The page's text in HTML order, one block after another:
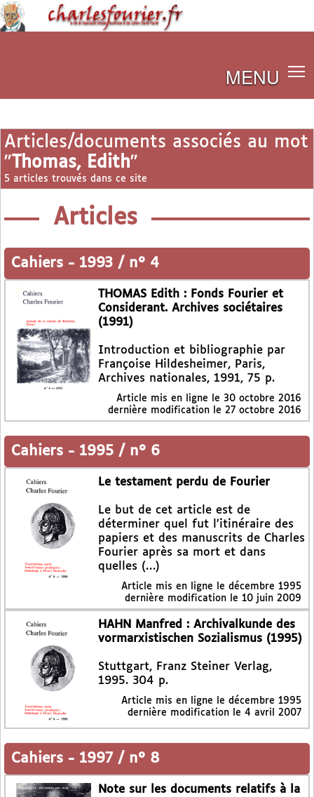
MENU
Articles/documents associés au mot
" Thomas, Edith"
5 articles trouvés dans ce site
Articles
Cahiers - 1993 / n° 4
THOMAS Edith : Fonds Fourier et
Considerant. Archives sociétaires
(1991)
Introduction et bibliographie par
Françoise Hildesheimer, Paris,
Archives nationales, 1991, 75 p.
Article mis en ligne le 30 octobre 2016
dernière modification le 27 octobre 2016
Cahiers - 1995 / n° 6
Le testament perdu de Fourier
Le but de cet article est de
déterminer quel fut l’itinéraire des
papiers et des manuscrits de Charles
Fourier après sa mort et dans
quelles (…)
Article mis en ligne le décembre 1995
dernière modification le 10 juin 2009
HAHN Manfred : Archivalkunde des
vormarxistischen Sozialismus (1995)
Stuttgart, Franz Steiner Verlag,
1995. 304 p.
Article mis en ligne le décembre 1995
dernière modification le 4 avril 2007
Cahiers - 1997 / n° 8
Note sur les documents relatifs à la